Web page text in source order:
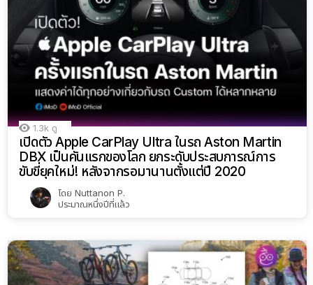
1.3k ดู
เปิดตัว Apple CarPlay Ultra ในรถ Aston Martin
DBX เป็นคันแรกของโลก ยกระดับประสบการณ์การ
ขับขี่ยุคใหม่! หลังจากรอมานานตั้งแต่ปี 2020
โดย Nuttanon P.
ประมาณหนึ่งปีที่แล้ว